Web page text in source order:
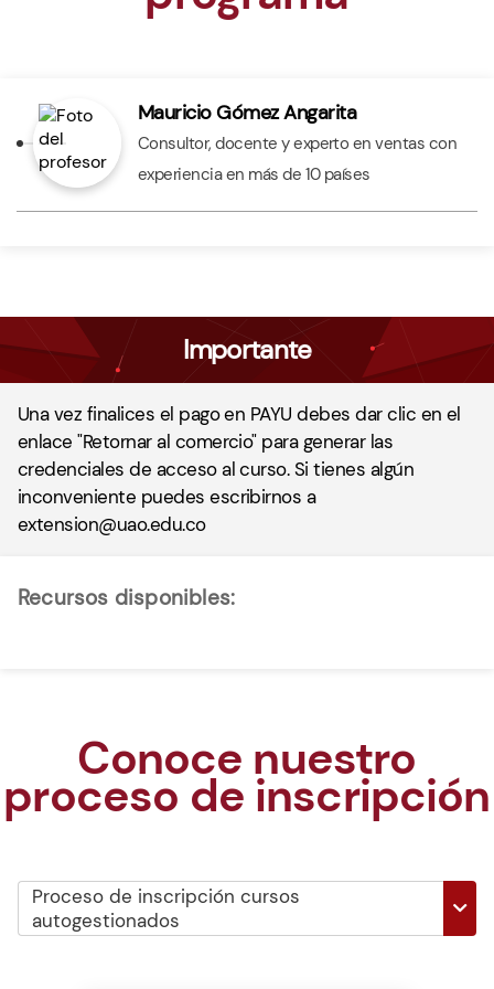
Gestión del resumen de acuerdos y
cobros
Análisis de la visita y el reporte de
ventas
Mauricio Gómez Angarita
Consultor, docente y experto en ventas con
experiencia en más de 10 países
Importante
Una vez finalices el pago en PAYU debes dar clic en el
enlace "Retornar al comercio" para generar las
credenciales de acceso al curso. Si tienes algún
inconveniente puedes escribirnos a
extension@uao.edu.co
Recursos disponibles:
Conoce nuestro
proceso de inscripción
Proceso de inscripción cursos
autogestionados